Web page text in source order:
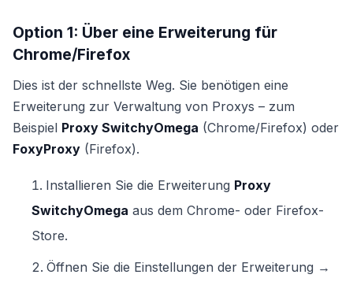
Option 1: Über eine Erweiterung für
Chrome/Firefox
Dies ist der schnellste Weg. Sie benötigen eine
Erweiterung zur Verwaltung von Proxys – zum
Beispiel Proxy SwitchyOmega (Chrome/Firefox) oder
FoxyProxy (Firefox).
Installieren Sie die Erweiterung Proxy
SwitchyOmega aus dem Chrome- oder Firefox-
Store.
Öffnen Sie die Einstellungen der Erweiterung →